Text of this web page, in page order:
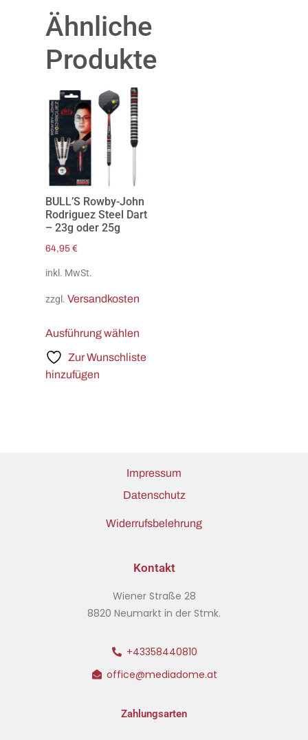
Ähnliche
Produkte
BULL’S Rowby-John
Rodriguez Steel Dart
– 23g oder 25g
64,95 €
inkl. MwSt.
zzgl. Versandkosten
Ausführung wählen
Zur Wunschliste
hinzufügen
Impressum
Datenschutz
Widerrufsbelehrung
Kontakt
Wiener Straße 28
8820 Neumarkt in der Stmk.
+43358440810
office@mediadome.at
Zahlungsarten